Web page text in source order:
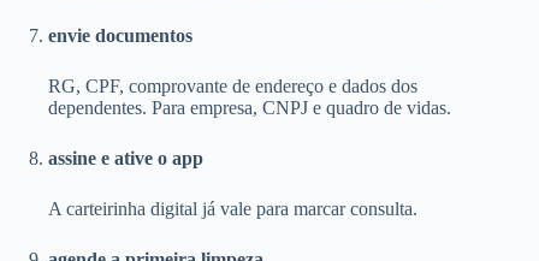
envie documentos
RG, CPF, comprovante de endereço e dados dos
dependentes. Para empresa, CNPJ e quadro de vidas.
assine e ative o app
A carteirinha digital já vale para marcar consulta.